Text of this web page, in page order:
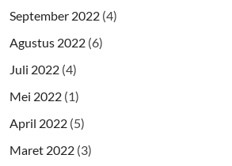
September 2022 (4)
Agustus 2022 (6)
Juli 2022 (4)
Mei 2022 (1)
April 2022 (5)
Maret 2022 (3)